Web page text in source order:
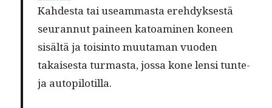
Kahdes­ta tai use­am­mas­ta ere­hdyk­ses­tä
seu­ran­nut paineen katoami­nen koneen
sisältä ja tois­in­to muu­ta­man vuo­den
takaises­ta tur­mas­ta, jos­sa kone lensi tun­te­
ja autopilotilla.